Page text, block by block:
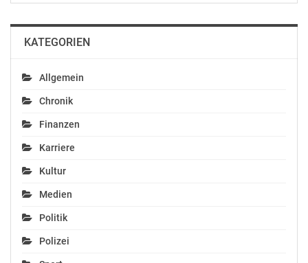
KATEGORIEN
Allgemein
Chronik
Finanzen
Karriere
Kultur
Medien
Politik
Polizei